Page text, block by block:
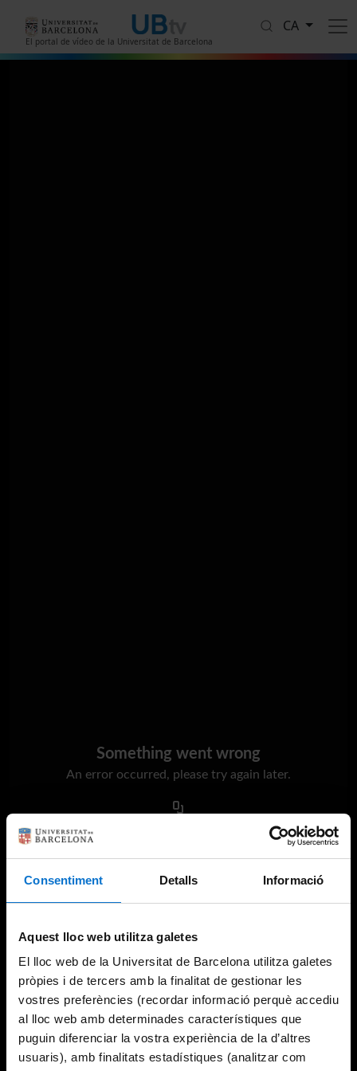
Consentiment Detalls Informació
Aquest lloc web utilitza galetes
El lloc web de la Universitat de Barcelona utilitza galetes
pròpies i de tercers amb la finalitat de gestionar les
vostres preferències (recordar informació perquè accediu
al lloc web amb determinades característiques que
puguin diferenciar la vostra experiència de la d’altres
usuaris), amb finalitats estadístiques (analitzar com
El portal de vídeo de la Universitat de Barcelona
CA
Something went wrong
An error occurred, please try again later.